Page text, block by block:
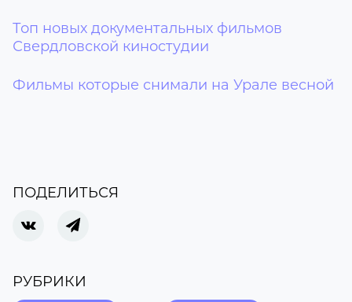
Топ новых документальных фильмов
Свердловской киностудии
Фильмы которые снимали на Урале весной
ПОДЕЛИТЬСЯ
РУБРИКИ